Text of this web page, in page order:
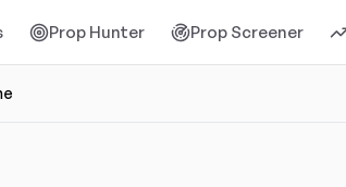
Prop Hunter Prop Screener